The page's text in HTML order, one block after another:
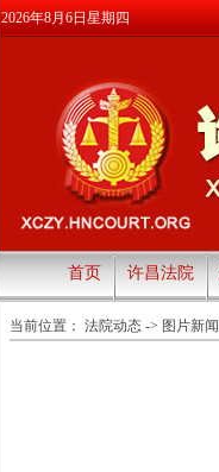
2026年8月6日星期四
首页 许昌法院
当前位置： 法院动态 -> 图片新闻